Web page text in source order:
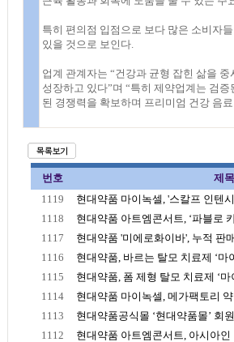
특히 편의점 입점으로 보다 많은 소비자
있을 것으로 보인다.
업계 관계자는 “건강과 균형 잡힌 삶을
성장하고 있다”며 “특히 제약업계는 검
된 경쟁력을 확보하며 프리미엄 건강 음
번호
제목
1119
현대약품 마이녹셀, '스칼프 인텐
1118
현대약품 아트엠콘서트, ‘파블로
1117
현대약품 '미에로화이바', 누적 판
1116
현대약품, 바르는 탈모 치료제 ‘마
1115
현대약품, 폼 제형 탈모 치료제 ‘마
1114
현대약품 마이녹셀, 메가팩토리
1113
현대약품공식몰 ‘현대약품몰’ 회
1112
현대약품 아트엠콘서트, 아시아인